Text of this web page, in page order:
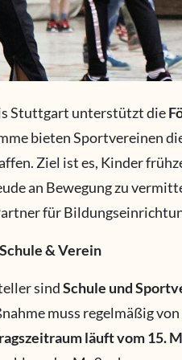
Stuttgart unterstützt die
bieten Sportvereinen
Ziel ist es, Kinder
an Bewegung zu
für
& Verein
sindSchule und
muss regelmäßig
läuft vom 15.